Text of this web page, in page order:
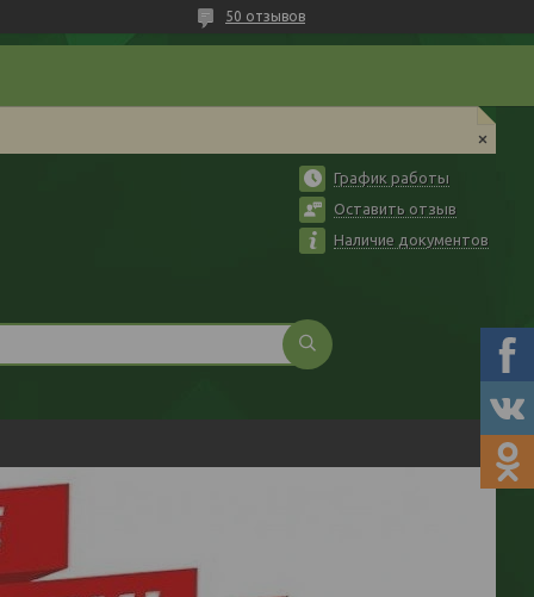
50 отзывов
График работы
Оставить отзыв
Наличие документов